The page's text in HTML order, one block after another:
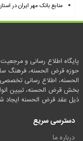
منابع بانک مهر ایران در استان قزوین از
پایگاه اطلاع رسانی و
حوزه قرض الحسنه، فرهنگ
الحسنه، اطلاع رسانی
بخش قرض الحسنه، تبیین
ذیل عقد قرض الحسنه
دسترسی سریع
درباره ما